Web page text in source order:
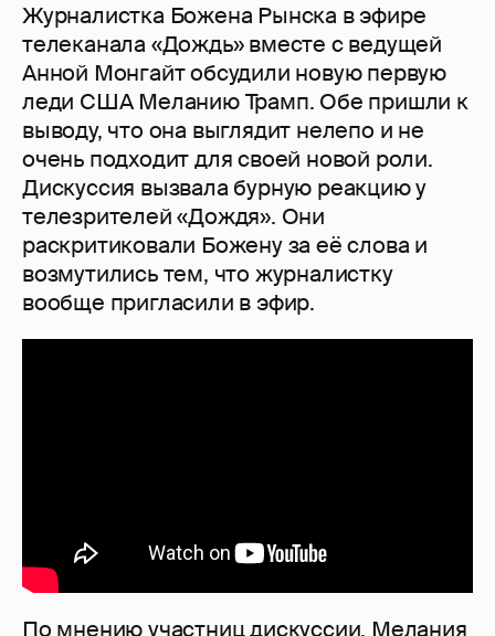
Журналистка Божена Рынска в эфире
телеканала «Дождь» вместе с ведущей
Анной Монгайт обсудили новую первую
леди США Меланию Трамп. Обе пришли к
выводу, что она выглядит нелепо и не
очень подходит для своей новой роли.
Дискуссия вызвала бурную реакцию у
телезрителей «Дождя». Они
раскритиковали Божену за её слова и
возмутились тем, что журналистку
вообще пригласили в эфир.
По мнению участниц дискуссии, Мелания